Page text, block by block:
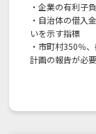
・企業の有利子
・自治体の借入
いを示す指標
・市町村350％
計画の報告が必要